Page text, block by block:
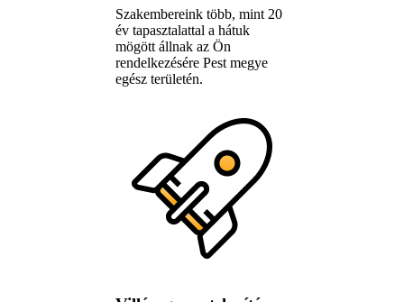
Szakembereink több, mint 20
év tapasztalattal a hátuk
mögött állnak az Ön
rendelkezésére Pest megye
egész területén.